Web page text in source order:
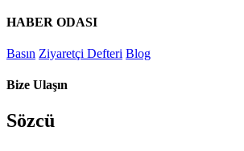
HABER ODASI
Basın Ziyaretçi Defteri Blog
Bize Ulaşın
Sözcü